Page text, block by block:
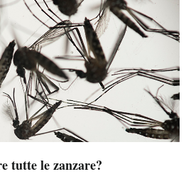
tutte le zanzare?